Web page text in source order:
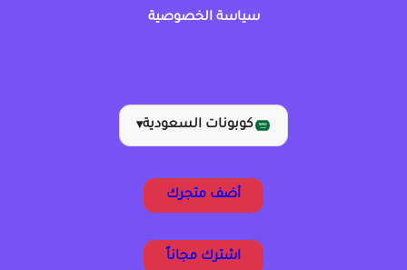
سياسة الخصوصية
كوبونات السعودية▾
أضف متجرك
اشترك مجاناً